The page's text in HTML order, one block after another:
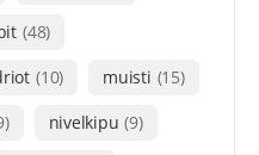
(48)
(10) muisti (15)
nivelkipu (9)